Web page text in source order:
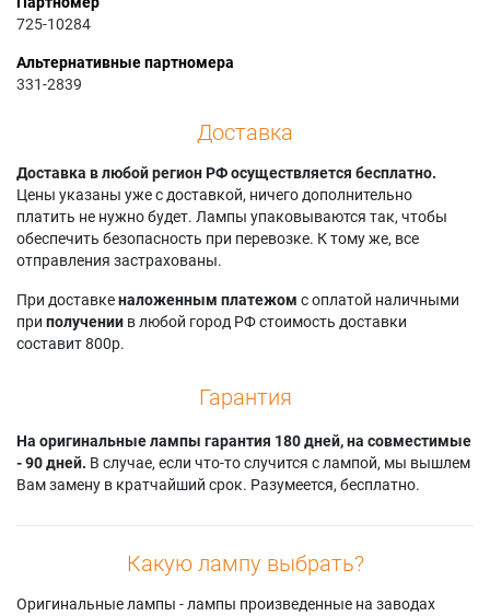
725-10284
Альтернативные партномера
331-2839
Доставка
Доставка в любой регион РФ осуществляется бесплатно.
Цены указаны уже с доставкой, ничего дополнительно
платить не нужно будет. Лампы упаковываются так, чтобы
обеспечить безопасность при перевозке. К тому же, все
отправления застрахованы.
При доставкеналоженным платежом с оплатой наличными
при получении в любой город РФ стоимость доставки
составит 800р.
Гарантия
На оригинальные лампы гарантия 180 дней, на совместимые
- 90 дней. В случае, если что-то случится с лампой, мы вышлем
Вам замену в кратчайший срок. Разумеется, бесплатно.
Какую лампу выбрать?
Оригинальные лампы - лампы произведенные на заводах